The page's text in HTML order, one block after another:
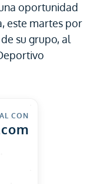
oportunidad
este martes por
su grupo, al
CON